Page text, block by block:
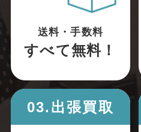
送料・手数料
すべて無料！
03.出張買取